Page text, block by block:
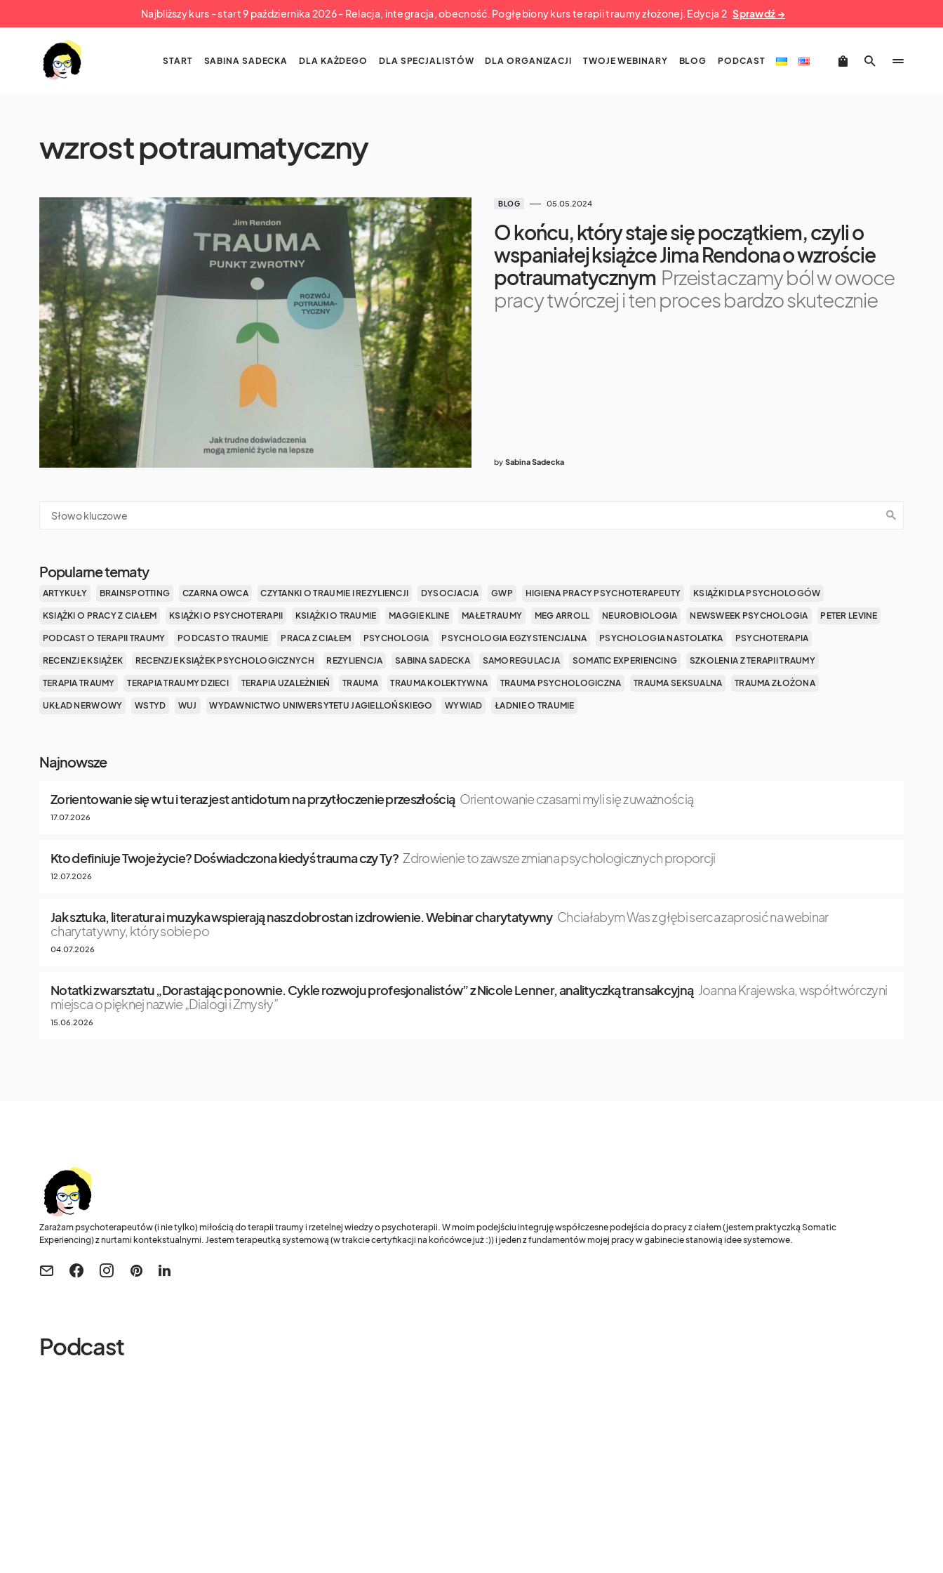
Najbliższy kurs - start 9 października 2026 - Relacja, integracja, obecność. Pogłębiony kurs terapii traumy złożonej. Edycja 2 Sprawdź →
START SABINA SADECKA DLA KAŻDEGO DLA SPECJALISTÓW DLA ORGANIZACJI TWOJE WEBINARY BLOG PODCAST
wzrost potraumatyczny
BLOG 05.05.2024
O końcu, który staje się początkiem, czyli o
wspaniałej książce Jima Rendona o wzroście
potraumatycznym Przeistaczamy ból w owoce
pracy twórczej i ten proces bardzo skutecznie
by Sabina Sadecka
Popularne tematy
ARTYKUŁY BRAINSPOTTING CZARNA OWCA CZYTANKI O TRAUMIE I REZYLIENCJI DYSOCJACJA GWP HIGIENA PRACY PSYCHOTERAPEUTY KSIĄŻKI DLA PSYCHOLOGÓW
KSIĄŻKI O PRACY Z CIAŁEM KSIĄŻKI O PSYCHOTERAPII KSIĄŻKI O TRAUMIE MAGGIE KLINE MAŁE TRAUMY MEG ARROLL NEUROBIOLOGIA NEWSWEEK PSYCHOLOGIA PETER LEVINE
PODCAST O TERAPII TRAUMY PODCAST O TRAUMIE PRACA Z CIAŁEM PSYCHOLOGIA PSYCHOLOGIA EGZYSTENCJALNA PSYCHOLOGIA NASTOLATKA PSYCHOTERAPIA
RECENZJE KSIĄŻEK RECENZJE KSIĄŻEK PSYCHOLOGICZNYCH REZYLIENCJA SABINA SADECKA SAMOREGULACJA SOMATIC EXPERIENCING SZKOLENIA Z TERAPII TRAUMY
TERAPIA TRAUMY TERAPIA TRAUMY DZIECI TERAPIA UZALEŻNIEŃ TRAUMA TRAUMA KOLEKTYWNA TRAUMA PSYCHOLOGICZNA TRAUMA SEKSUALNA TRAUMA ZŁOŻONA
UKŁAD NERWOWY WSTYD WUJ WYDAWNICTWO UNIWERSYTETU JAGIELLOŃSKIEGO WYWIAD ŁADNIE O TRAUMIE
Najnowsze
Zorientowanie się w tu i teraz jest antidotum na przytłoczenie przeszłością Orientowanie czasami myli się z uważnością
17.07.2026
Kto definiuje Twoje życie? Doświadczona kiedyś trauma czy Ty? Zdrowienie to zawsze zmiana psychologicznych proporcji
12.07.2026
Jak sztuka, literatura i muzyka wspierają nasz dobrostan i zdrowienie. Webinar charytatywny Chciałabym Was z głębi serca zaprosić na webinar
charytatywny, który sobie po
04.07.2026
Notatki z warsztatu „Dorastając ponownie. Cykle rozwoju profesjonalistów” z Nicole Lenner, analityczką transakcyjną Joanna Krajewska, współtwórczyni
miejsca o pięknej nazwie „Dialogi i Zmysły”
15.06.2026
Zarażam psychoterapeutów (i nie tylko) miłością do terapii traumy i rzetelnej wiedzy o psychoterapii. W moim podejściu integruję współczesne podejścia do pracy z ciałem (jestem praktyczką Somatic
Experiencing) z nurtami kontekstualnymi. Jestem terapeutką systemową (w trakcie certyfikacji na końcówce już :)) i jeden z fundamentów mojej pracy w gabinecie stanowią idee systemowe.
Podcast